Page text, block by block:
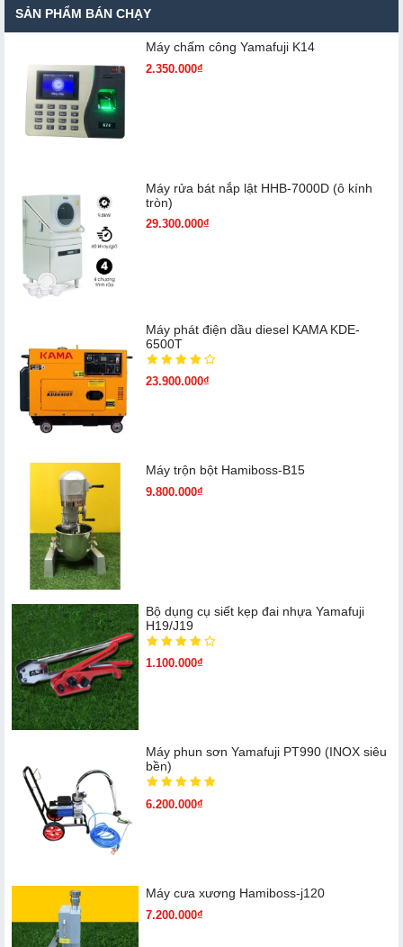
SẢN PHẨM BÁN CHẠY
Máy chấm cô​ng Yamafuji K14
2.350.000₫
Máy rửa bát nắp lật HHB-7000D (ô kính
tròn)
29.300.000₫
Máy phát điện dầu diesel KAMA KDE-
6500T
23.900.000₫
Máy trộn bột Hamiboss-B15
9.800.000₫
Bộ dụng cụ siết kẹp đai nhựa Yamafuji
H19/J19
1.100.000₫
Máy phun sơn Yamafuji PT990 (INOX siêu
bền)
6.200.000₫
Máy cưa xương Hamiboss-j120
7.200.000₫